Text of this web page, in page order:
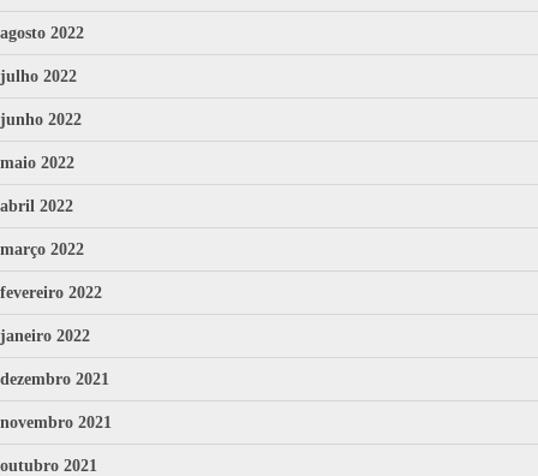
agosto 2022
julho 2022
junho 2022
maio 2022
abril 2022
março 2022
fevereiro 2022
janeiro 2022
dezembro 2021
novembro 2021
outubro 2021